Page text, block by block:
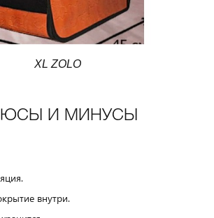
XL ZOLO
И МИНУСЫ
внутри.